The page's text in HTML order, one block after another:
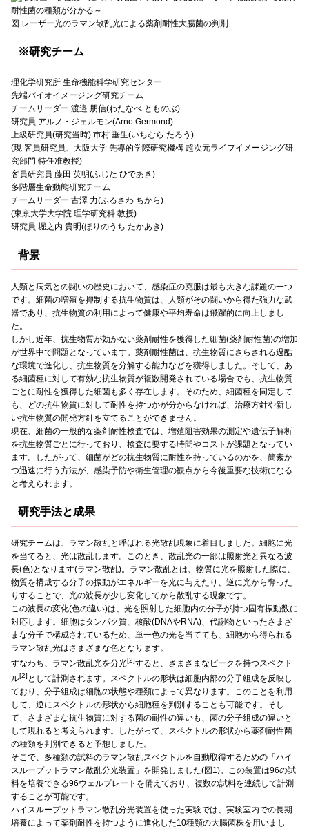
図 レーザー光のラマン散乱光による薬剤耐性大腸菌の判別
※研究チーム
理化学研究所 生命機能科学研究センター
先端バイオイメージング研究チーム
チームリーダー 渡邉 朋信(わたなべ とものぶ)
研究員 アルノ・ジェルモン(Arno Germond)
上級研究員(研究当時) 市村 垂生(いちむら たろう)
(現 客員研究員、大阪大学 先導的学際研究機構 超次元ライフイメージング研
究部門 特任准教授)
客員研究員 藤田 英明(ふじた ひであき)
多階層生命動態研究チーム
チームリーダー 古澤 力(ふるさわ ちから)
(東京大学大学院 理学研究科 教授)
研究員 堀之内 貴明(ほりのうち たかあき)
背景
人類と病気との闘いの歴史において、感染症の克服は最も大きな課題の一つ
です。細菌の増殖を抑制する抗生物質は、人類がその闘いから得た強力な武
器であり、抗生物質の利用によって健康や平均寿命は飛躍的に向上しまし
た。
しかし近年、抗生物質が効かない薬剤耐性を獲得した細菌(薬剤耐性菌)の増加
が世界中で問題となっています。薬剤耐性菌は、抗生物質にさらされる過酷
な環境で進化し、抗生物質を分解する能力などを獲得しました。そして、あ
る細菌種に対して有効な抗生物質が複数開発されている場合でも、抗生物質
ごとに耐性を獲得した細菌も多く存在します。そのため、細菌種を同定して
も、どの抗生物質に対して耐性を持つかが分からなければ、治療方針や新し
い抗生物質の開発方針を立てることができません。
現在、細菌の一般的な薬剤耐性検査では、増殖阻害効果の測定や遺伝子解析
を抗生物質ごとに行っており、検査に要する時間やコストが課題となってい
ます。したがって、細菌がどの抗生物質に耐性を持っているのかを、簡素か
つ迅速に行う方法が、感染予防や衛生管理の観点から今後重要な技術になる
と考えられます。
研究手法と成果
研究チームは、ラマン散乱と呼ばれる光散乱現象に着目しました。細胞に光
を当てると、光は散乱します。このとき、散乱光の一部は照射光と異なる波
長(色)となります(ラマン散乱)。ラマン散乱とは、物質に光を照射した際に、
物質を構成する分子の振動がエネルギーを光に与えたり、逆に光から奪った
りすることで、光の波長が少し変化してから散乱する現象です。
この波長の変化(色の違い)は、光を照射した細胞内の分子が持つ固有振動数に
対応します。細胞はタンパク質、核酸(DNAやRNA)、代謝物といったさまざ
まな分子で構成されているため、単一色の光を当てても、細胞から得られる
ラマン散乱光はさまざまな色となります。
すなわち、ラマン散乱光を分光[2]すると、さまざまなピークを持つスペクト
ル[2] として計測されます。スペクトルの形状は細胞内部の分子組成を反映し
ており、分子組成は細胞の状態や種類によって異なります。このことを利用
して、逆にスペクトルの形状から細胞種を判別することも可能です。そし
て、さまざまな抗生物質に対する菌の耐性の違いも、菌の分子組成の違いと
して現れると考えられます。したがって、スペクトルの形状から薬剤耐性菌
の種類を判別できると予想しました。
そこで、多種類の試料のラマン散乱スペクトルを自動取得するための「ハイ
スループットラマン散乱分光装置」を開発しました(図1)。この装置は96の試
料を培養できる96ウェルプレートを備えており、複数の試料を連続して計測
することが可能です。
ハイスループットラマン散乱分光装置を使った実験では、実験室内での長期
培養によって薬剤耐性を持つように進化した10種類の大腸菌株を用いまし